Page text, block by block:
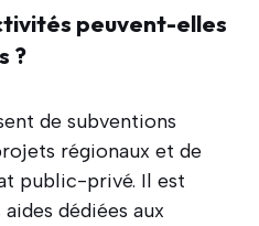
peuvent-elles
?
de subventions
régionaux et de
public-privé. Il est
dédiées aux